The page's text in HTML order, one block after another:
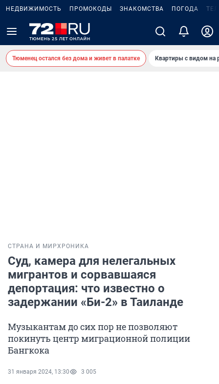
НЕДВИЖИМОСТЬ ПРОМОКОДЫ ЗНАКОМСТВА ПОГОДА
Тюменец остался без дома и живет в палатке Квартиры с видом на
СТРАНА И МИРХРОНИКА
Суд, камера для нелегальных
мигрантов и сорвавшаяся
депортация: что известно о
задержании «Би-2» в Таиланде
Музыкантам до сих пор не позволяют
покинуть центр миграционной полиции
Бангкока
31 января 2024, 13:30 3 005